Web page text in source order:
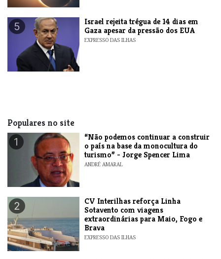
5
​Israel rejeita trégua de 14 dias em
Gaza apesar da pressão dos EUA
EXPRESSO DAS ILHAS
Populares no site
1
“Não podemos continuar a construir
o país na base da monocultura do
turismo” - Jorge Spencer Lima
ANDRÉ AMARAL
2
​CV Interilhas reforça Linha
Sotavento com viagens
extraordinárias para Maio, Fogo e
Brava
EXPRESSO DAS ILHAS